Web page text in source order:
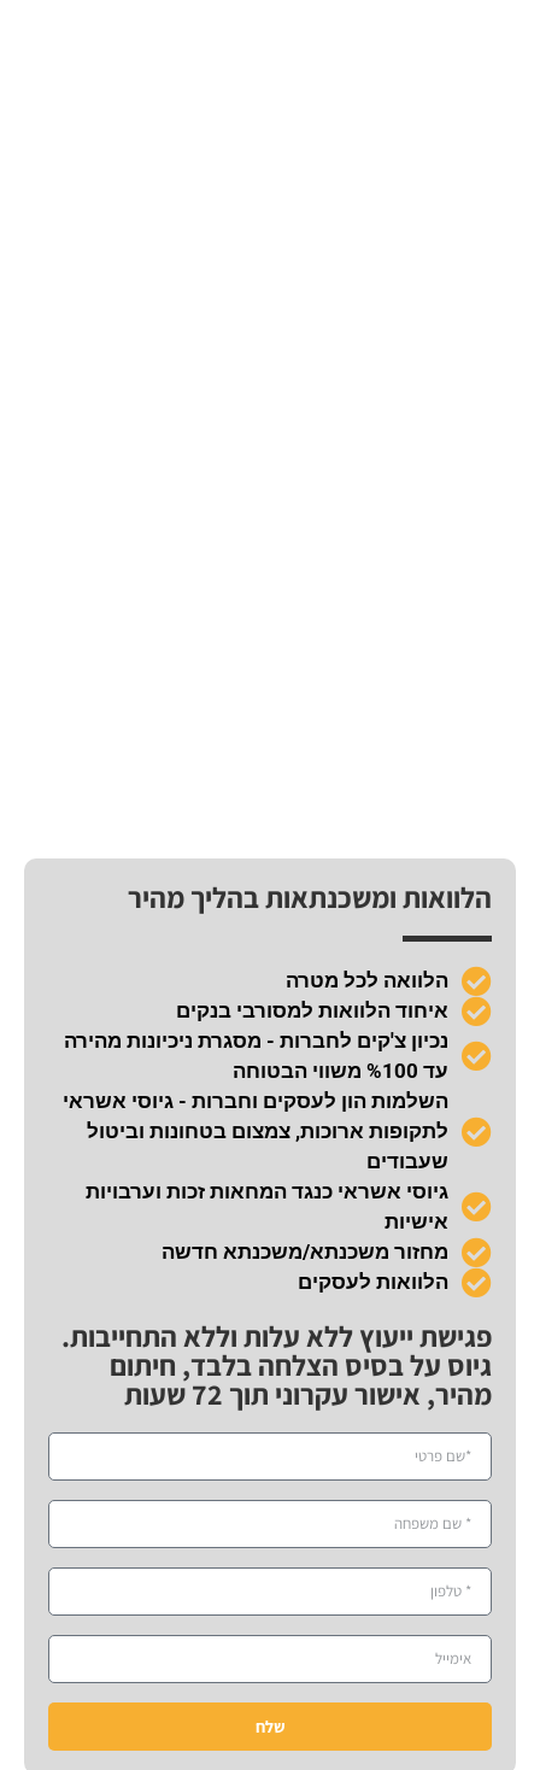
הלוואות ומשכנתאות בהליך מהיר
הלוואה לכל מטרה
איחוד הלוואות למסורבי בנקים
נכיון צ'קים לחברות - מסגרת ניכיונות מהירה
עד %100 משווי הבטוחה
השלמות הון לעסקים וחברות - גיוסי אשראי
לתקופות ארוכות, צמצום בטחונות וביטול
שעבודים
גיוסי אשראי כנגד המחאות זכות וערבויות
אישיות
מחזור משכנתא/משכנתא חדשה
הלוואות לעסקים
פגישת ייעוץ ללא עלות וללא התחייבות.
גיוס על בסיס הצלחה בלבד, חיתום
מהיר, אישור עקרוני תוך 72 שעות
שלח